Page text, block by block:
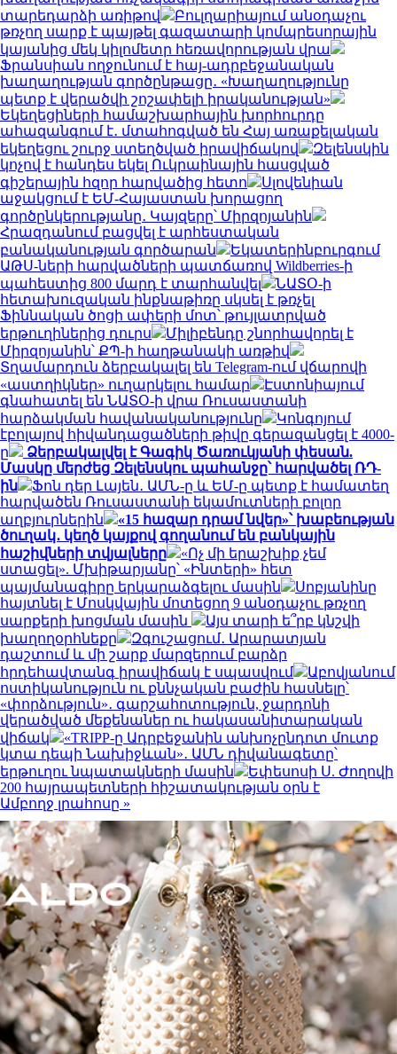
տարեդարձի առիթով
Բուլղարիայում անօդաչու
թռչող սարք է պայթել գազատարի կոմպրեսորային
կայանից մեկ կիլոմետր հեռավորության վրա
Ֆրանսիան ողջունում է հայ-ադրբեջանական
խաղաղության գործընթացը․ «Խաղաղությունը
պետք է վերածվի շոշափելի իրականության»
Եկեղեցիների համաշխարհային խորհուրդը
ահազանգում է․ մտահոգված են Հայ առաքելական
եկեղեցու շուրջ ստեղծված իրավիճակով
Զելենսկին
կոչով է հանդես եկել Ուկրաինային հասցված
գիշերային հզոր հարվածից հետո
Սլովենիան
աջակցում է ԵՄ-Հայաստան խորացող
գործընկերությանը․ Կայզերը՝ Միրզոյանին
Հրազդանում բացվել է արհեստական
բանականության գործարան
Եկատերինբուրգում
ԱԹՍ-ների հարվածների պատճառով Wildberries-ի
պահեստից 800 մարդ է տարհանվել
ՆԱՏՕ-ի
հետախուզական ինքնաթիռը սկսել է թռչել
Ֆիննական ծոցի ափերի մոտ՝ թույլատրված
երթուղիներից դուրս
Միլիբենդը շնորհավորել է
Միրզոյանին՝ ՔՊ-ի հաղթանակի առթիվ
Տղամարդուն ձերբակալել են Telegram-ում վճարովի
«աստղիկներ» ուղարկելու համար
Էստոնիայում
գնահատել են ՆԱՏՕ-ի վրա Ռուսաստանի
հարձակման հավանականությունը
Կոնգոյում
էբոլայով հիվանդացածների թիվը գերազանցել է 4000-
ը
Ձերբակալվել է Գագիկ Ծառուկյանի փեսան.
Մասկը մերժեց Զելենսկու պահանջը՝ հարվածել ՌԴ-
ին
Ֆոն դեր Լայեն․ ԱՄՆ-ը և ԵՄ-ը պետք է համատեղ
հարվածեն Ռուսաստանի եկամուտների բոլոր
աղբյուրներին
«15 հազար դրամ նվեր»՝ խաբեության
ծուղակ․ կեղծ կայքով գողանում են բանկային
հաշիվների տվյալները
«Ոչ մի երաշխիք չեմ
ստացել». Մխիթարյանը՝ «Ինտերի» հետ
պայմանագիրը երկարաձգելու մասին
Սոբյանինը
հայտնել է Մոսկվային մոտեցող 9 անօդաչու թռչող
սարքերի խոցման մասին
Այս տարի ե՞րբ կնշվի
խաղողօրհնեքը
Զգուշացում․ Արարատյան
դաշտում և մի շարք մարզերում բարձր
հրդեհավտանգ իրավիճակ է սպասվում
Աբովյանում
ոստիկանություն ու քննչական բաժին հասնելը՝
«փորձություն»․ գարշահոտություն, ջարդոնի
վերածված մեքենաներ ու հակասանիտարական
վիճակ
«TRIPP-ը Ադրբեջանին անխոչընդոտ մուտք
կտա դեպի Նախիջևան»․ ԱՄՆ դիվանագետը՝
երթուղու նպատակների մասին
Եփեսոսի Ս. Ժողովի
200 հայրապետների հիշատակության օրն է
Ամբողջ լրահոսը »